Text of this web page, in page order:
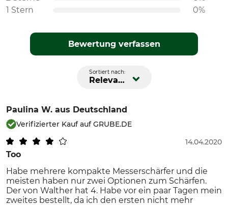
1 Stern
0%
Bewertung verfassen
Sortiert nach:
Relevanz
Paulina W. aus Deutschland
Verifizierter Kauf auf GRUBE.DE
Too
14.04.2020
Habe mehrere kompakte Messerschärfer und die
meisten haben nur zwei Optionen zum Schärfen.
Der von Walther hat 4. Habe vor ein paar Tagen mein
zweites bestellt, da ich den ersten nicht mehr